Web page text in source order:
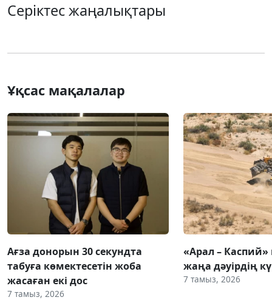
Серіктес жаңалықтары
Ұқсас мақалалар
Ағза донорын 30 секундта
табуға көмектесетін жоба
жасаған екі дос
7 тамыз, 2026
«Арал – Каспий»
жаңа дәуірдің
7 тамыз, 2026